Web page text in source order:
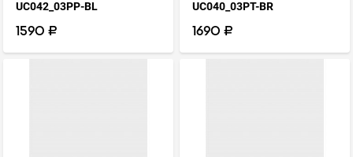
UC042_03PP-BL
1590 ₽
UC040_03PT-BR
1690 ₽